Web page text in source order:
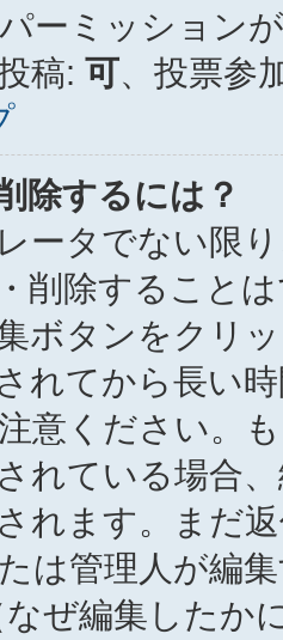
ーミッション
稿: 可、投票参
除するには？
ータでない限
削除すること
ボタンをクリ
れてから長い
意ください。
れている場合
れます。まだ
は管理人が編
ぜ編集したか